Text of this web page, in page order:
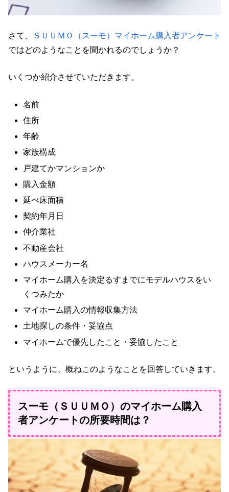
さて、
ＳＵＵＭＯ（スーモ）マイホーム購入者アンケート
ではどのようなことを聞かれるのでしょうか？
いくつか紹介させていただきます。
名前
住所
年齢
家族構成
戸建てかマンションか
購入金額
延べ床面積
契約年月日
仲介業社
不動産会社
ハウスメーカー名
マイホーム購入を決定るすまでにモデルハウスをい
くつみたか
マイホーム購入の情報収集方法
土地探しの条件・妥協点
マイホームで優先したこと・妥協したこと
というように、概ねこのようなことを回答していきます。
スーモ（ＳＵＵＭＯ）のマイホーム購入
者アンケートの所要時間は？